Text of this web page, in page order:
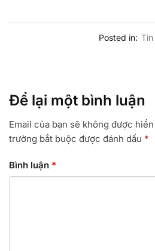
Posted in: Tin
Để lại một bình luận
Email của bạn sẽ không được
trường bắt buộc được đánh dấu *
Bình luận *